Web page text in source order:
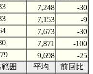
7,248
-30
7,153
-9
7,673
-30
7,871
-100
9,698
-25
囲 平均
前回比